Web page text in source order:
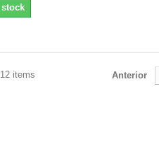
stock
Anterior
items